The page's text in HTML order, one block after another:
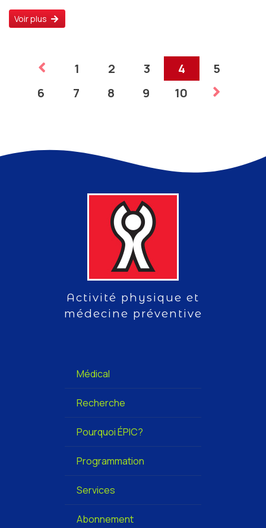
Voir plus
1 2 3 4
5
6
7 8 9 10
Activité physique et
médecine préventive
Médical
Recherche
Pourquoi ÉPIC?
Programmation
Services
Abonnement